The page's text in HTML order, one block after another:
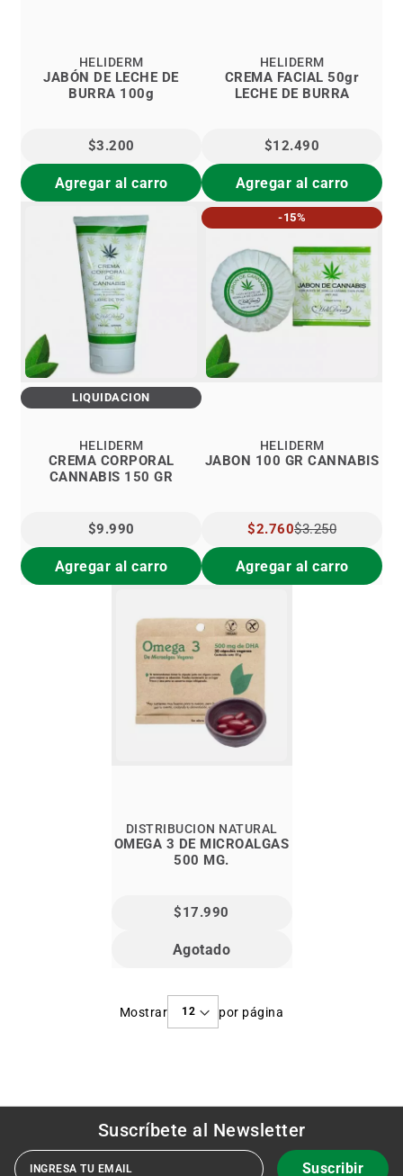
JABÓN DE LECHE DE
BURRA 100g
HELIDERM
$3.200
Agregar al carro
CREMA FACIAL 50gr
LECHE DE BURRA
HELIDERM
$12.490
Agregar al carro
LIQUIDACIÓN
CREMA CORPORAL
CANNABIS 150 GR
HELIDERM
$9.990
Agregar al carro
-15%
JABON 100 GR CANNABIS
HELIDERM
PRECIO
ESPECIAL
$2.760$3.250
Agregar al carro
OMEGA 3 DE MICROALGAS
500 MG.
DISTRIBUCION NATURAL
$17.990
Agotado
Mostrar por página
Suscríbete al Newsletter
Suscribir